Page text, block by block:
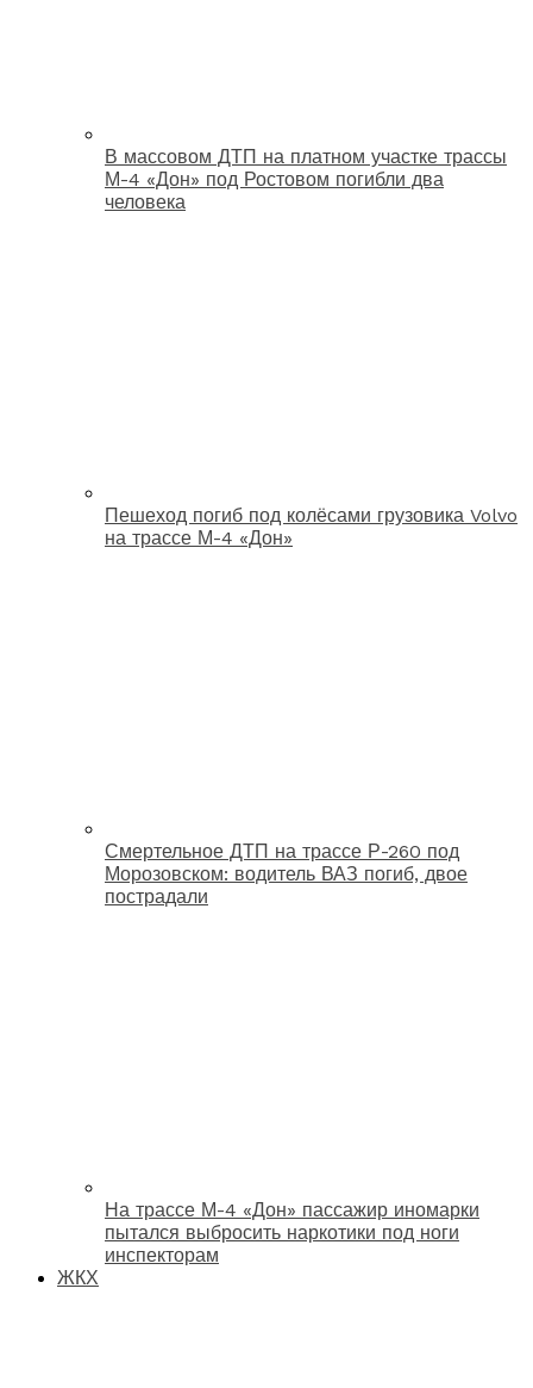
В массовом ДТП на платном участке трассы
М-4 «Дон» под Ростовом погибли два
человека
Пешеход погиб под колёсами грузовика Volvo
на трассе М-4 «Дон»
Смертельное ДТП на трассе Р-260 под
Морозовском: водитель ВАЗ погиб, двое
пострадали
На трассе М-4 «Дон» пассажир иномарки
пытался выбросить наркотики под ноги
инспекторам
ЖКХ